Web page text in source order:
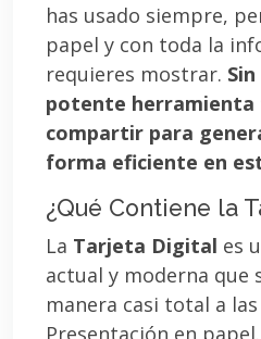
has usado siempre,
papel y con toda la
requieres mostrar.
potente herramienta
compartir para
forma eficiente en
¿Qué Contiene la
La Tarjeta Digital es
actual y moderna que
manera casi total a
Presentación en